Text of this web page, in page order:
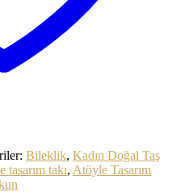
Bileklik, Kadın Doğal Taş
tasarım takı, Atöyle Tasarım